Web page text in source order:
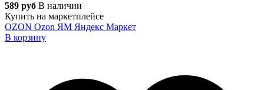
589 руб В наличии
Купить на маркетплейсе
OZON Ozon ЯМ Яндекс Маркет
В корзину